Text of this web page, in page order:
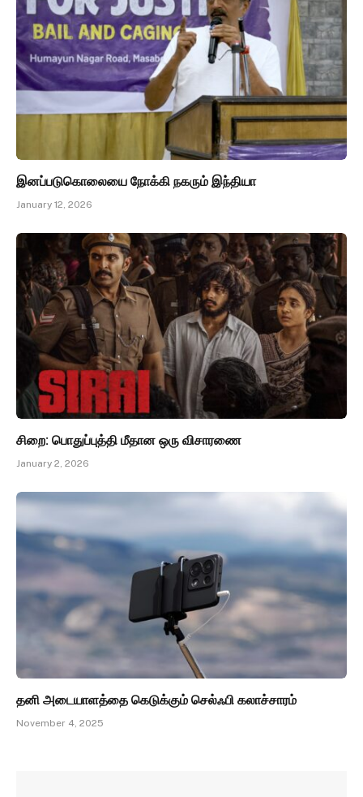
இனப்படுகொலையை நோக்கி நகரும் இந்தியா
January 12, 2026
சிறை: பொதுப்புத்தி மீதான ஒரு விசாரணை
January 2, 2026
தனி அடையாளத்தை கெடுக்கும் செல்ஃபி கலாச்சாரம்
November 4, 2025